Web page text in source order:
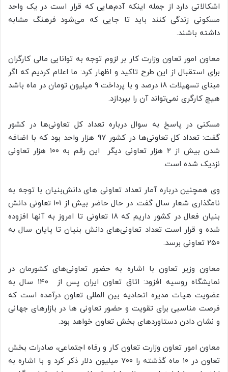
اشکالاتی دارد از جمله اینکه آدم‌هایی که قرار است در یک واحد
مسکونی زندگی کنند باید تا جایی که می‌شود فرهنگ مشابه
داشته باشند.
معاون امور تعاون وزارت کار بر لزوم توجه به توانایی مالی کارگران
برای استقبال از این طرح تاکید و اظهار کرد: ما اعلام کردیم که اگر
مبنای تسهیلات ۱۸ درصد و با پرداخت ۹ میلیون تومان در ماه باشد
هیچ کارگری نمی‌تواند آن را بپردازد.
مسکنی در پاسخ به سوال درباره تعداد کل تعاونی‌ها در کشور
گفت: تعداد کل تعاونی‌ها در کشور ۹۷ هزار واحد بود که با اضافه
شدن بیش از ۲ هزار تعاونی دیگر این رقم به ۱۰۰ هزار تعاونی
نزدیک شده است.
وی همچنین درباره آمار تعداد تعاونی های دانش‌بنیان با توجه به
نامگذاری شعار سال گفت: در حال حاضر بیش از ۱۰۱ تعاونی دانش
بنیان فعال در کشور داریم که ۱۸ تعاونی تا امروز به آنها افزوده
شده و قرار است تعداد تعاونی‌های دانش بنیان تا پایان سال به
۲۵۰ تعاونی برسد.
معاون وزیر تعاون با اشاره به حضور تعاونی‌های کشورمان در
نمایشگاه روسیه افزود: اتاق تعاون ایران پس از ۱۴۰ سال به
عضویت هیات مدیره اتحادیه بین المللی تعاون درآمده است که
فرصت مناسبی برای تقویت و حضور تعاونی ها در بازارهای جهانی
و نشان دادن دستاوردهای بخش تعاون خواهد بود.
معاون امور تعاون وزارت تعاون کار و رفاه اجتماعی، صادرات بخش
تعاون در ۱۰ ماه گذشته را ۷۰۰ میلیون دلار ذکر کرد و با اشاره به